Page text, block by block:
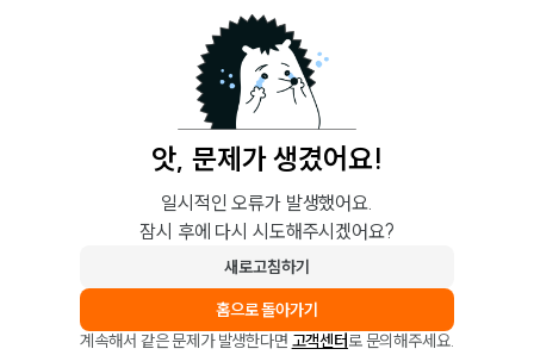
앗, 문제가 생겼어요!
일시적인 오류가 발생했어요.
잠시 후에 다시 시도해주시겠어요?
새로고침하기
홈으로 돌아가기
계속해서 같은 문제가 발생한다면 고객센터로 문의해주세요.